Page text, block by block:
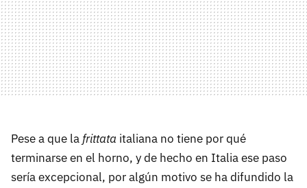
Pese a que la frittata italiana no tiene por qué
terminarse en el horno, y de hecho en Italia ese paso
sería excepcional, por algún motivo se ha difundido la